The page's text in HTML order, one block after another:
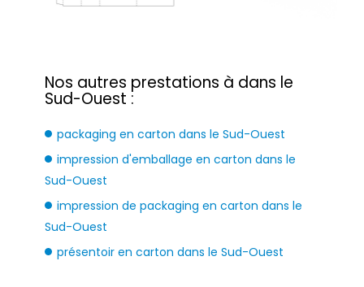
Nos autres prestations à dans le
Sud-Ouest :
packaging en carton dans le Sud-Ouest
impression d'emballage en carton dans le
Sud-Ouest
impression de packaging en carton dans le
Sud-Ouest
présentoir en carton dans le Sud-Ouest